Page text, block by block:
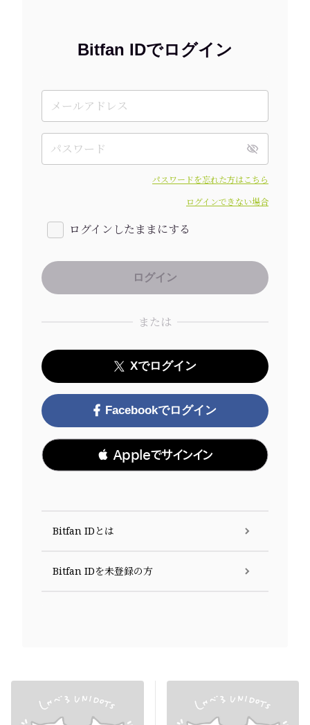
Bitfan IDでログイン
パスワードを忘れた方はこちら
ログインできない場合
ログインしたままにする
または
Xでログイン
Facebookでログイン
 Appleでサインイン
Bitfan IDとは
Bitfan IDを未登録の方